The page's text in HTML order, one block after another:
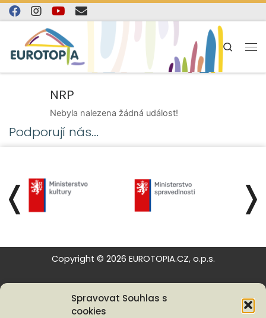
Spravovat Souhlas s
cookies
Skip to content
Search
NRP
Nebyla nalezena žádná událost!
Podporují nás...
❬ ❭
Copyright © 2026 EUROTOPIA.CZ, o.p.s.
Informace o ochraně osobních údajů a s ní spojených
právech klienta